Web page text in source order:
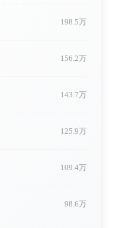
198.5万
156.2万
143.7万
125.9万
109.4万
98.6万